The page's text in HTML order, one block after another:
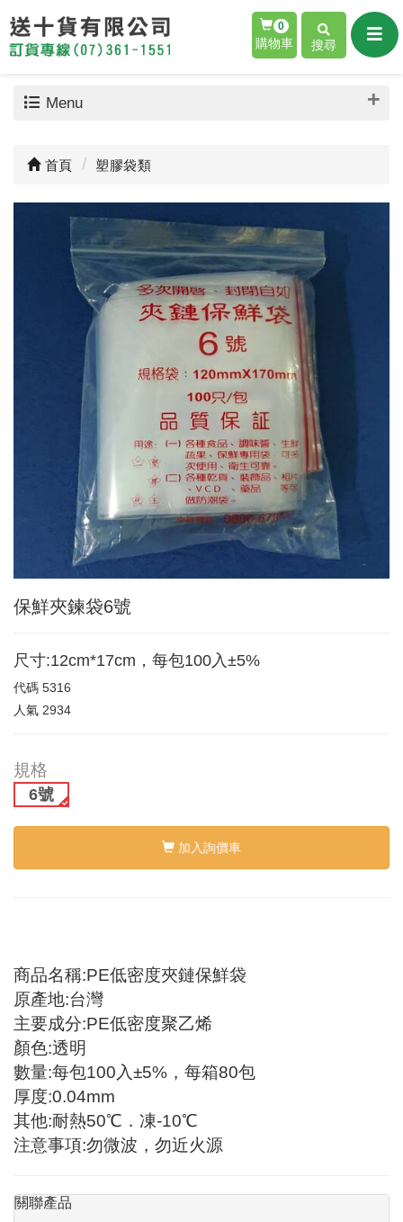
0
購物車 搜尋
Menu
首頁 塑膠袋類
保鮮夾鍊袋6號
尺寸:12cm*17cm，每包100入±5%
代碼 5316
人氣 2934
規格
6號
加入詢價車
商品名稱:PE低密度夾鏈保鮮袋
原產地:台灣
主要成分:PE低密度聚乙烯
顏色:透明
數量:每包100入±5%，每箱80包
厚度:0.04mm
其他:耐熱50℃．凍-10℃
注意事項:勿微波，勿近火源
關聯產品